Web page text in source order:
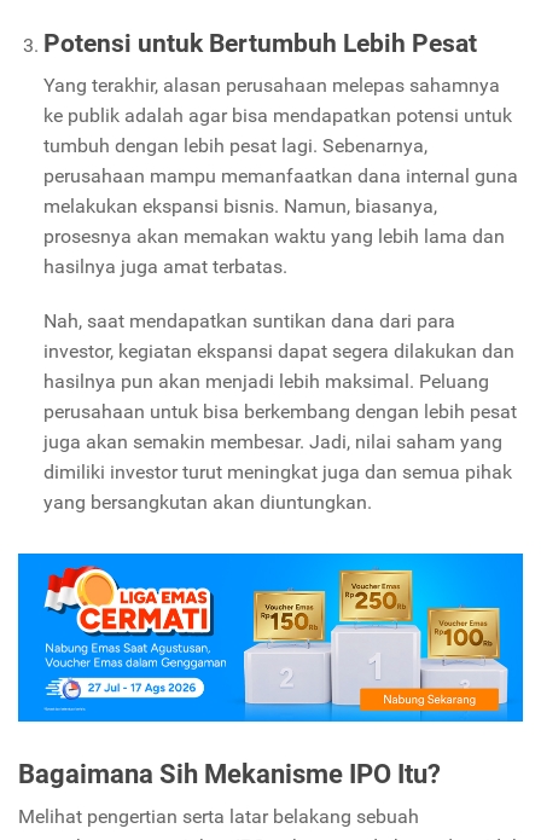
Potensi untuk Bertumbuh Lebih Pesat
Yang terakhir, alasan perusahaan melepas sahamnya
ke publik adalah agar bisa mendapatkan potensi untuk
tumbuh dengan lebih pesat lagi. Sebenarnya,
perusahaan mampu memanfaatkan dana internal guna
melakukan ekspansi bisnis. Namun, biasanya,
prosesnya akan memakan waktu yang lebih lama dan
hasilnya juga amat terbatas.
Nah, saat mendapatkan suntikan dana dari para
investor, kegiatan ekspansi dapat segera dilakukan dan
hasilnya pun akan menjadi lebih maksimal. Peluang
perusahaan untuk bisa berkembang dengan lebih pesat
juga akan semakin membesar. Jadi, nilai saham yang
dimiliki investor turut meningkat juga dan semua pihak
yang bersangkutan akan diuntungkan.
Bagaimana Sih Mekanisme IPO Itu?
Melihat pengertian serta latar belakang sebuah